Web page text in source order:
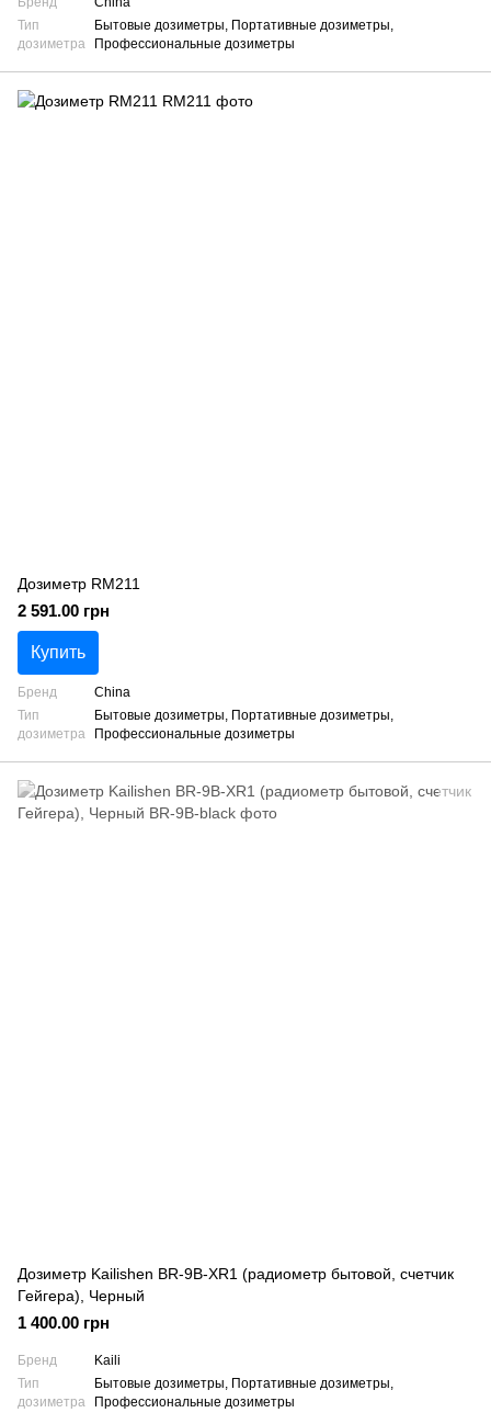
Тип
дозиметра
Бытовые дозиметры, Портативные дозиметры,
Профессиональные дозиметры
Дозиметр RM211
2 591.00 грн
Купить
Бренд
China
Тип
дозиметра
Бытовые дозиметры, Портативные дозиметры,
Профессиональные дозиметры
Дозиметр Kailishen BR-9B-XR1 (радиометр бытовой, счетчик
Гейгера), Черный
1 400.00 грн
Бренд
Kaili
Тип
дозиметра
Бытовые дозиметры, Портативные дозиметры,
Профессиональные дозиметры